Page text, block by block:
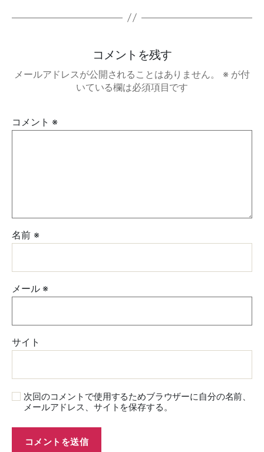
コメントを残す
メールアドレスが公開されることはありません。 ※が付
いている欄は必須項目です
コメント ※
名前 ※
メール ※
サイト
次回のコメントで使用するためブラウザーに自分の名前、
メールアドレス、サイトを保存する。